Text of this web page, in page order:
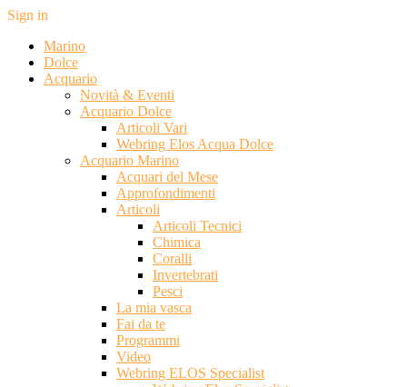
Sign in
Marino
Dolce
Acquario
Novità & Eventi
Acquario Dolce
Articoli Vari
Webring Elos Acqua Dolce
Acquario Marino
Acquari del Mese
Approfondimenti
Articoli
Articoli Tecnici
Chimica
Coralli
Invertebrati
Pesci
La mia vasca
Fai da te
Programmi
Video
Webring ELOS Specialist